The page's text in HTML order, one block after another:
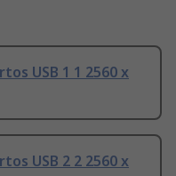
USB 1 1 2560 x
USB 2 2 2560 x